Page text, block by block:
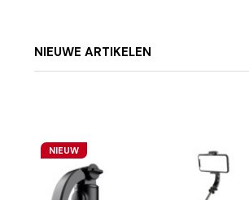
NIEUWE ARTIKELEN
NIEUW